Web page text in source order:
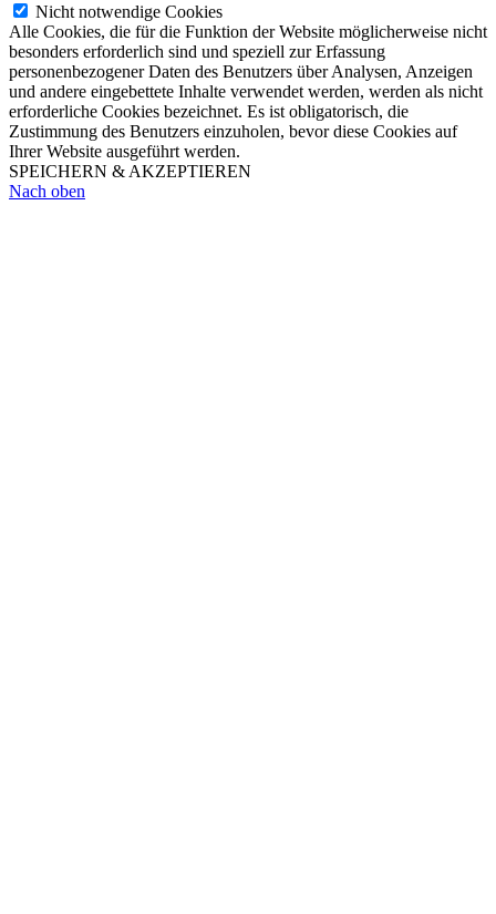
Nicht notwendige Cookies
Alle Cookies, die für die Funktion der Website möglicherweise nicht
besonders erforderlich sind und speziell zur Erfassung
personenbezogener Daten des Benutzers über Analysen, Anzeigen
und andere eingebettete Inhalte verwendet werden, werden als nicht
erforderliche Cookies bezeichnet. Es ist obligatorisch, die
Zustimmung des Benutzers einzuholen, bevor diese Cookies auf
Ihrer Website ausgeführt werden.
SPEICHERN & AKZEPTIEREN
Nach oben